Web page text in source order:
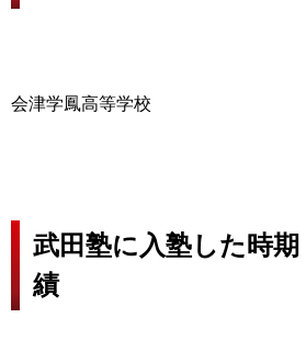
会津学鳳高等学校
武田塾に入塾した時
績